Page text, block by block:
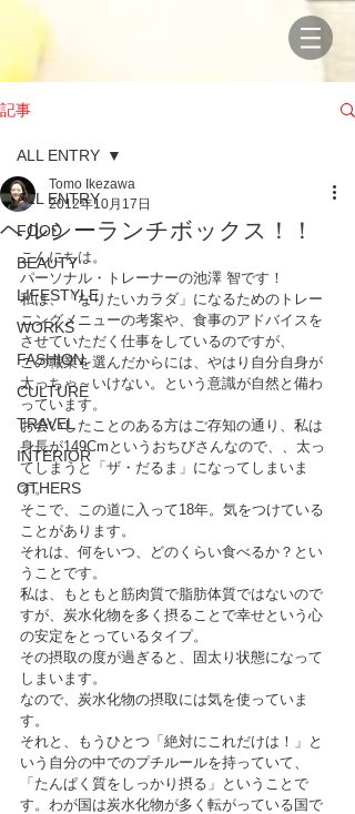
記事
ALL ENTRY
FOOD
BEAUTY
LIFESTYLE
WORKS
FASHION
CULTURE
TRAVEL
INTERIOR
OTHERS
ALL ENTRY
ヘルシーランチボックス！！
Tomo Ikezawa
2012年10月17日
こんにちは。
パーソナル・トレーナーの池澤 智です！
私は、「なりたいカラダ」になるためのトレー
ニングメニューの考案や、食事のアドバイスを
させていただく仕事をしているのですが、
この職業を選んだからには、やはり自分自身が
太っちゃ～いけない。という意識が自然と備わ
っています。
お会いしたことのある方はご存知の通り、私は
身長が149Cmというおちびさんなので、、太っ
てしまうと「ザ・だるま」になってしまいま
す。
そこで、この道に入って18年。気をつけている
ことがあります。
それは、何をいつ、どのくらい食べるか？とい
うことです。
私は、もともと筋肉質で脂肪体質ではないので
すが、炭水化物を多く摂ることで幸せという心
の安定をとっているタイプ。
その摂取の度が過ぎると、固太り状態になって
しまいます。
なので、炭水化物の摂取には気を使っていま
す。
それと、もうひとつ「絶対にこれだけは！」と
いう自分の中でのプチルールを持っていて、
「たんぱく質をしっかり摂る」ということで
す。わが国は炭水化物が多く転がっている国で